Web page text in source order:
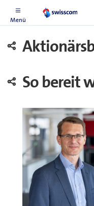
Menü
Geschäftsbericht
So bereit